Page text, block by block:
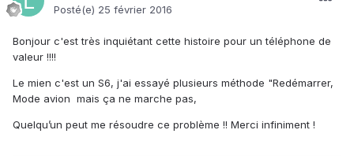
Posté(e) 25 février 2016
Bonjour c'est très inquiétant cette histoire pour un téléphone de
valeur !!!!
Le mien c'est un S6, j'ai essayé plusieurs méthode "Redémarrer,
Mode avion mais ça ne marche pas,
Quelqu’un peut me résoudre ce problème !! Merci infiniment !